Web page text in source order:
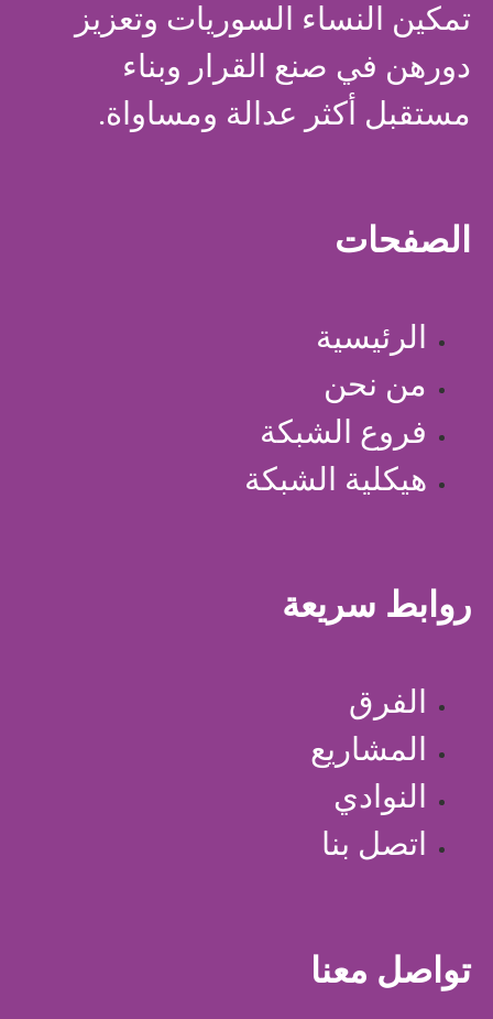
تمكين النساء السوريات وتعزيز
دورهن في صنع القرار وبناء
مستقبل أكثر عدالة ومساواة.
الصفحات
الرئيسية
من نحن
فروع الشبكة
هيكلية الشبكة
روابط سريعة
الفرق
المشاريع
النوادي
اتصل بنا
تواصل معنا